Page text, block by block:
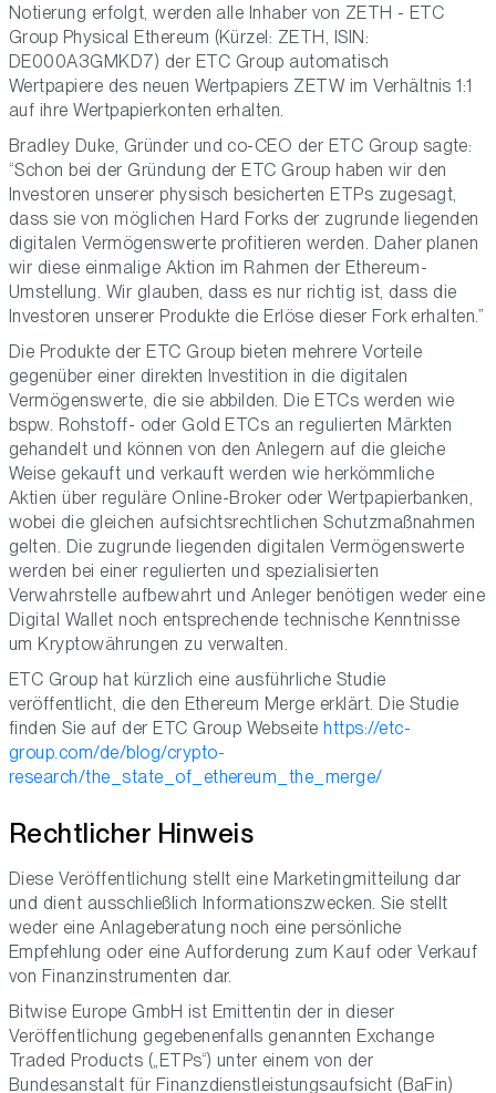
Notierung erfolgt, werden alle Inhaber von ZETH - ETC
Group Physical Ethereum (Kürzel: ZETH, ISIN:
DE000A3GMKD7) der ETC Group automatisch
Wertpapiere des neuen Wertpapiers ZETW im Verhältnis 1:1
auf ihre Wertpapierkonten erhalten.
Bradley Duke, Gründer und co-CEO der ETC Group sagte:
“Schon bei der Gründung der ETC Group haben wir den
Investoren unserer physisch besicherten ETPs zugesagt,
dass sie von möglichen Hard Forks der zugrunde liegenden
digitalen Vermögenswerte profitieren werden. Daher planen
wir diese einmalige Aktion im Rahmen der Ethereum-
Umstellung. Wir glauben, dass es nur richtig ist, dass die
Investoren unserer Produkte die Erlöse dieser Fork erhalten.”
Die Produkte der ETC Group bieten mehrere Vorteile
gegenüber einer direkten Investition in die digitalen
Vermögenswerte, die sie abbilden. Die ETCs werden wie
bspw. Rohstoff- oder Gold ETCs an regulierten Märkten
gehandelt und können von den Anlegern auf die gleiche
Weise gekauft und verkauft werden wie herkömmliche
Aktien über reguläre Online-Broker oder Wertpapierbanken,
wobei die gleichen aufsichtsrechtlichen Schutzmaßnahmen
gelten. Die zugrunde liegenden digitalen Vermögenswerte
werden bei einer regulierten und spezialisierten
Verwahrstelle aufbewahrt und Anleger benötigen weder eine
Digital Wallet noch entsprechende technische Kenntnisse
um Kryptowährungen zu verwalten.
ETC Group hat kürzlich eine ausführliche Studie
veröffentlicht, die den Ethereum Merge erklärt. Die Studie
finden Sie auf der ETC Group Webseitehttps://etc-
group.com/de/blog/crypto-
research/the_state_of_ethereum_the_merge/
Rechtlicher Hinweis
Diese Veröffentlichung stellt eine Marketingmitteilung dar
und dient ausschließlich Informationszwecken. Sie stellt
weder eine Anlageberatung noch eine persönliche
Empfehlung oder eine Aufforderung zum Kauf oder Verkauf
von Finanzinstrumenten dar.
Bitwise Europe GmbH ist Emittentin der in dieser
Veröffentlichung gegebenenfalls genannten Exchange
Traded Products („ETPs“) unter einem von der
Bundesanstalt für Finanzdienstleistungsaufsicht (BaFin)